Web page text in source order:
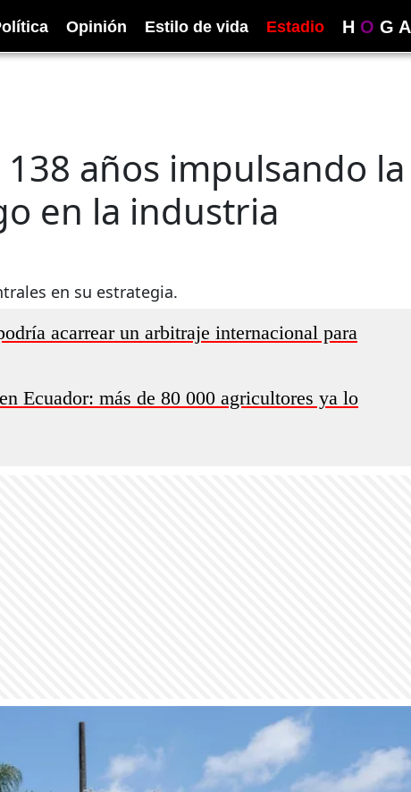
Opinión Estilo de vida Estadio H O G A
años impulsando la
en la industria
en su estrategia.
acarrear un arbitraje internacional para
Ecuador: más de 80 000 agricultores ya lo